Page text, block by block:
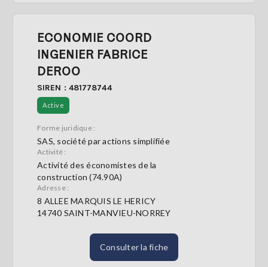
ECONOMIE COORD
INGENIER FABRICE
DEROO
SIREN : 481778744
Active
Forme juridique :
SAS, société par actions simplifiée
Activité :
Activité des économistes de la
construction (74.90A)
Adresse :
8 ALLEE MARQUIS LE HERICY
14740 SAINT-MANVIEU-NORREY
Consulter la fiche